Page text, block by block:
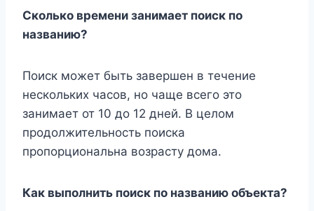
Сколько времени занимает поиск по
названию?
Поиск может быть завершен в течение
нескольких часов, но чаще всего это
занимает от 10 до 12 дней. В целом
продолжительность поиска
пропорциональна возрасту дома.
Как выполнить поиск по названию объекта?